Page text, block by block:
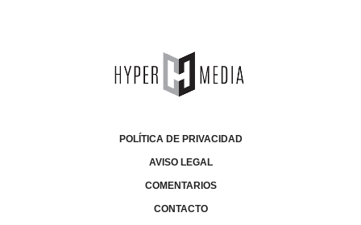
POLÍTICA DE PRIVACIDAD
AVISO LEGAL
COMENTARIOS
CONTACTO